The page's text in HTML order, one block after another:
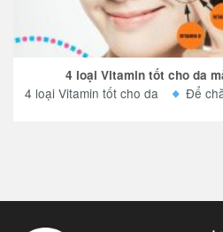
4 loại Vitamin tốt cho da
4 loại Vitamin tốt cho da Để